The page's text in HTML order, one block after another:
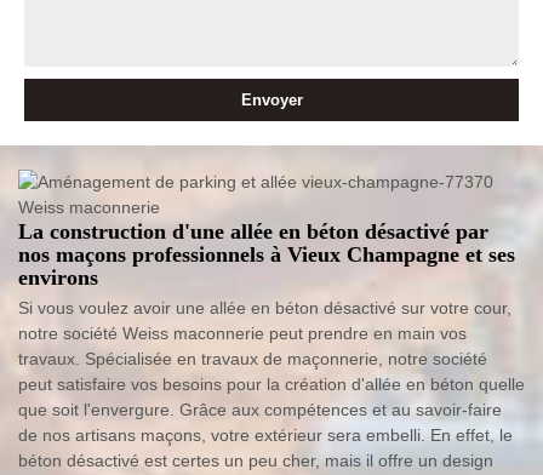
La construction d'une allée en béton désactivé par
nos maçons professionnels à Vieux Champagne et ses
environs
Si vous voulez avoir une allée en béton désactivé sur votre cour,
notre société Weiss maconnerie peut prendre en main vos
travaux. Spécialisée en travaux de maçonnerie, notre société
peut satisfaire vos besoins pour la création d'allée en béton quelle
que soit l'envergure. Grâce aux compétences et au savoir-faire
de nos artisans maçons, votre extérieur sera embelli. En effet, le
béton désactivé est certes un peu cher, mais il offre un design